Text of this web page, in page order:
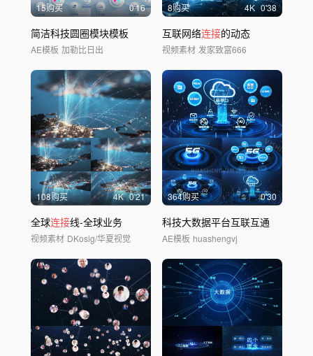
15购买 0'16
简洁科技圆圈模块模板
AE模板 加勒比日出
8购买 4K 0'38
互联网络连接的动态
视频素材 发家致富666
108购买 4K 0'21
全球连接线-全球业务
视频素材 DKosig/华夏视觉
364购买 0'30
科技大数据平台互联互通
AE模板 huashengvj